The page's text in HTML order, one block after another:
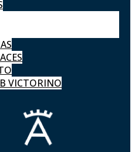
VICTORINO